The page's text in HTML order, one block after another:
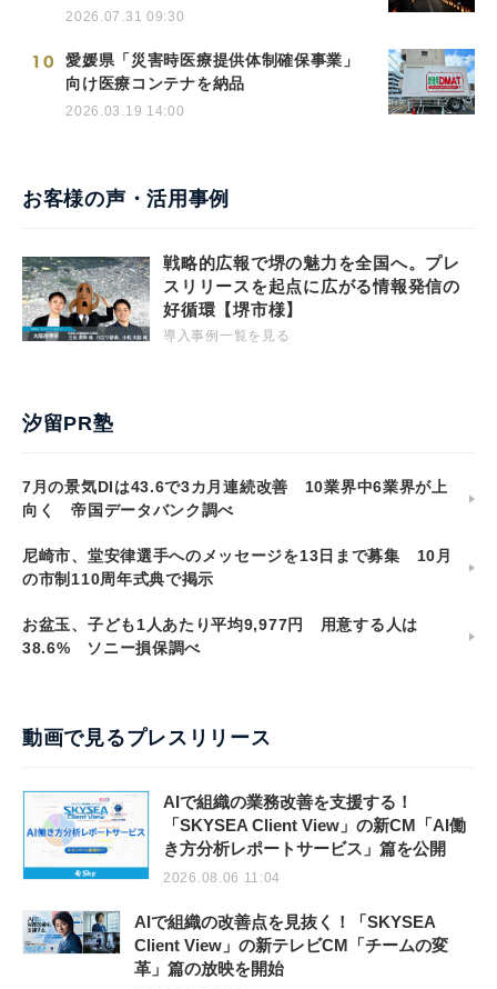
2026.07.31 09:30
10
愛媛県「災害時医療提供体制確保事業」
向け医療コンテナを納品
2026.03.19 14:00
お客様の声・活用事例
戦略的広報で堺の魅力を全国へ。プレ
スリリースを起点に広がる情報発信の
好循環【堺市様】
導入事例一覧を見る
汐留PR塾
7月の景気DIは43.6で3カ月連続改善 10業界中6業界が上
向く 帝国データバンク調べ
尼崎市、堂安律選手へのメッセージを13日まで募集 10月
の市制110周年式典で掲示
お盆玉、子ども1人あたり平均9,977円 用意する人は
38.6% ソニー損保調べ
動画で見るプレスリリース
AIで組織の業務改善を支援する！
「SKYSEA Client View」の新CM「AI働
き方分析レポートサービス」篇を公開
2026.08.06 11:04
AIで組織の改善点を見抜く！「SKYSEA
Client View」の新テレビCM「チームの変
革」篇の放映を開始